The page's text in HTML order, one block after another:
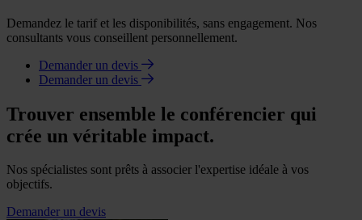
Demandez le tarif et les disponibilités, sans engagement. Nos
consultants vous conseillent personnellement.
Demander un devis
Demander un devis
Trouver ensemble le conférencier qui
crée un véritable impact.
Nos spécialistes sont prêts à associer l'expertise idéale à vos
objectifs.
Demander un devis